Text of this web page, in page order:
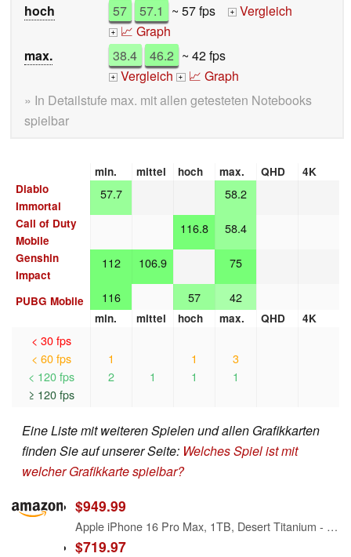
hoch
57 57.1 ~ 57 fps + Vergleich
+
📈 Graph
max.
38.4 46.2 ~ 42 fps
+ Vergleich + 📈 Graph
» In Detailstufe max. mit allen getesteten Notebooks
spielbar
min. mittel hoch max. QHD
4K
Diablo
Immortal
57.7 58.2
Call of Duty
Mobile
116.8 58.4
Genshin
Impact
112 106.9 75
PUBG Mobile 116 57 42
min. mittel hoch max. QHD 4K
< 30 fps
< 60 fps
< 120 fps
≥ 120 fps
1
2
1
1
1
3
1
Eine Liste mit weiteren Spielen und allen Grafikkarten
finden Sie auf unserer Seite: Welches Spiel ist mit
welcher Grafikkarte spielbar?
$949.99
Apple iPhone 16 Pro Max, 1TB, Desert Titanium - Unlocked (Renewed)
$719.97